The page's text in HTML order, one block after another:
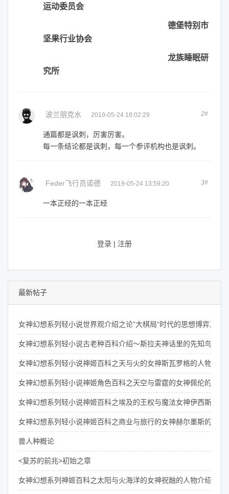
运动委员会
德堡特别市
坚果行业协会
龙族睡眠研
究所
波兰朋克水 2019-05-24 18:02:29 2#
通篇都是讽刺，厉害厉害。
每一条结论都是讽刺，每一个参评机构也是讽刺。
Feder飞行员诺德 2019-05-24 13:59:20 3#
一本正经的一本正经
登录 | 注册
最新帖子
女神幻想系列轻小说世界观介绍之论”大棋局“时代的思想博弈及其
女神幻想系列轻小说古老种百科介绍～斯拉夫神话里的先知鸟们
女神幻想系列轻小说神姬百科之天与火的女神斯瓦罗格的人物介绍
女神幻想系列轻小说神姬角色百科之天空与雷霆的女神佩伦的介绍
女神幻想系列轻小说神姬百科之埃及的王权与魔法女神伊西斯的介
女神幻想系列轻小说神姬百科之商业与旅行的女神赫尔墨斯的介绍
兽人种概论
<复苏的前兆>初始之章
女神幻想系列神姬百科之太阳与火海洋的女神祝融的人物介绍